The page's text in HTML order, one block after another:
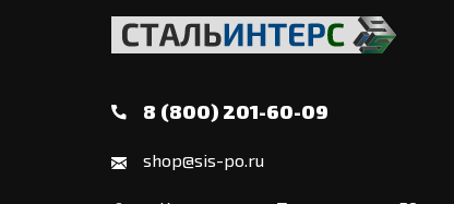
8 (800) 201-60-09
shop@sis-po.ru